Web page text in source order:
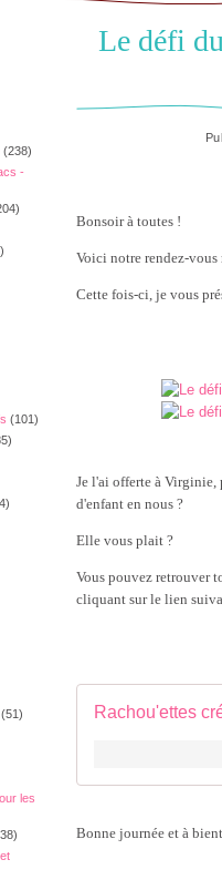
(238)
-
(101)
(51)
les
Le défi
Bonsoir à toutes !
Voici notre rendez-vous
Cette fois-ci, je vous
Je l'ai offerte à Virginie,
d'enfant en nous ?
Elle vous plait ?
Vous pouvez retrouver
cliquant sur le lien
Rachou'ettes
Bonne journée et à